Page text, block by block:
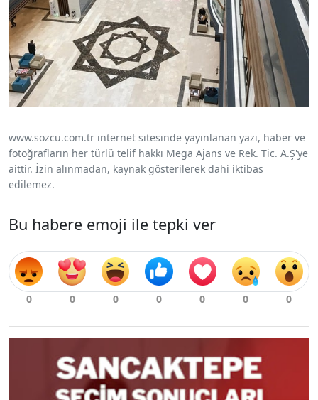
www.sozcu.com.tr internet sitesinde yayınlanan yazı, haber ve
fotoğrafların her türlü telif hakkı Mega Ajans ve Rek. Tic. A.Ş'ye
aittir. İzin alınmadan, kaynak gösterilerek dahi iktibas
edilemez.
Bu habere emoji ile tepki ver